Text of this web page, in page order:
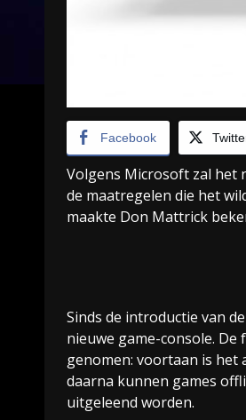
Facebook
Volgens Microsoft zal het
de maatregelen die het
maakte Don Mattrick
Sinds de introductie van
nieuwe game-console.
genomen: voortaan is het
daarna kunnen games
uitgeleend worden.